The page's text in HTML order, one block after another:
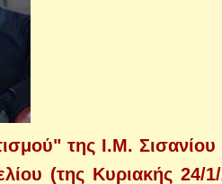
της Ι.Μ. Σισανίου
(της Κυριακής 24/